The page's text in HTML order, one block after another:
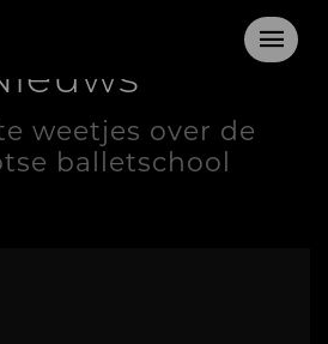
weetjes over de
balletschool